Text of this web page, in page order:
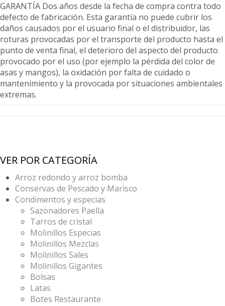
GARANTÍA Dos años desde la fecha de compra contra todo
defecto de fabricación. Esta garantía no puede cubrir los
daños causados por el usuario final o el distribuidor, las
roturas provocadas por el transporte del producto hasta el
punto de venta final, el deterioro del aspecto del producto
provocado por el uso (por ejemplo la pérdida del color de
asas y mangos), la oxidación por falta de cuidado o
mantenimiento y la provocada por situaciones ambientales
extremas.
VER POR CATEGORÍA
Arroz redondo y arroz bomba
Conservas de Pescado y Marisco
Condimentos y especias
Sazonadores Paella
Tarros de cristal
Molinillos Especias
Molinillos Mezclas
Molinillos Sales
Molinillos Gigantes
Bolsas
Latas
Botes Restaurante